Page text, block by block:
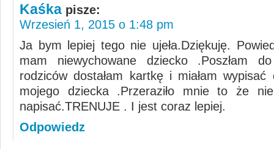
Kaśka pisze:
Wrzesień 1, 2015 o 1:48 pm
Ja bym lepiej tego nie ujeła.Dziękuję.
mam niewychowane dziecko .Poszłam
rodziców dostałam kartkę i miałam wypisać
mojego dziecka .Przeraziło mnie to że
napisać.TRENUJE . I jest coraz lepiej.
Odpowiedz